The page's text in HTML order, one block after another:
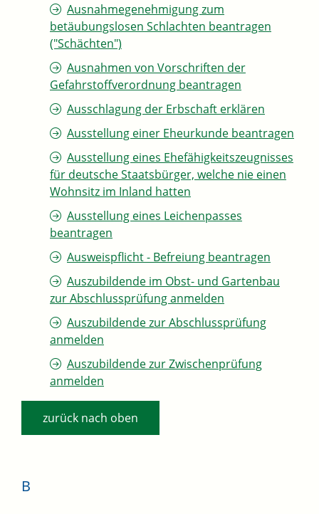
Ausnahmegenehmigung zum
betäubungslosen Schlachten beantragen
("Schächten")
Ausnahmen von Vorschriften der
Gefahrstoffverordnung beantragen
Ausschlagung der Erbschaft erklären
Ausstellung einer Eheurkunde beantragen
Ausstellung eines Ehefähigkeitszeugnisses
für deutsche Staatsbürger, welche nie einen
Wohnsitz im Inland hatten
Ausstellung eines Leichenpasses
beantragen
Ausweispflicht - Befreiung beantragen
Auszubildende im Obst- und Gartenbau
zur Abschlussprüfung anmelden
Auszubildende zur Abschlussprüfung
anmelden
Auszubildende zur Zwischenprüfung
anmelden
zurück nach oben
B